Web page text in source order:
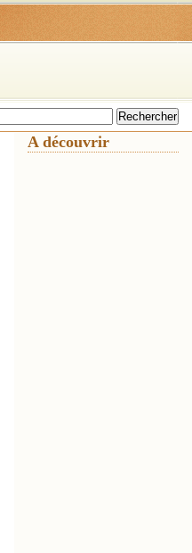
A découvrir